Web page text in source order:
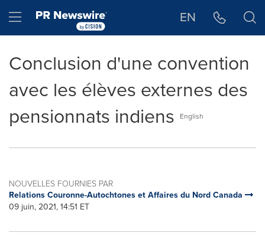
Hamburger menu EN
Conclusion d'une convention
avec les élèves externes des
pensionnats indiens
English
NOUVELLES FOURNIES PAR
Relations Couronne-Autochtones et Affaires du Nord Canada
09 juin, 2021, 14:51 ET